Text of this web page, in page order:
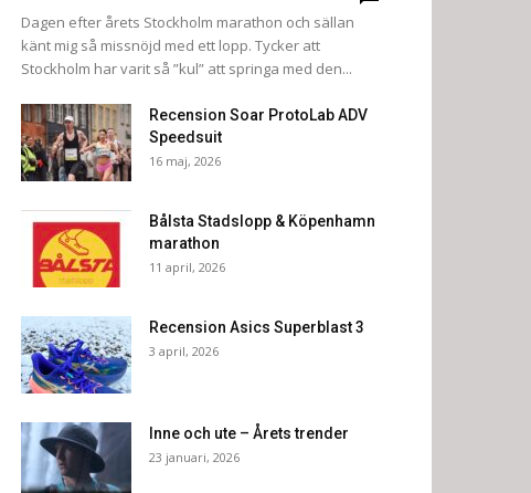
Dagen efter årets Stockholm marathon och sällan
känt mig så missnöjd med ett lopp. Tycker att
Stockholm har varit så ”kul” att springa med den...
Recension Soar ProtoLab ADV
Speedsuit
16 maj, 2026
Bålsta Stadslopp & Köpenhamn
marathon
11 april, 2026
Recension Asics Superblast 3
3 april, 2026
Inne och ute – Årets trender
23 januari, 2026